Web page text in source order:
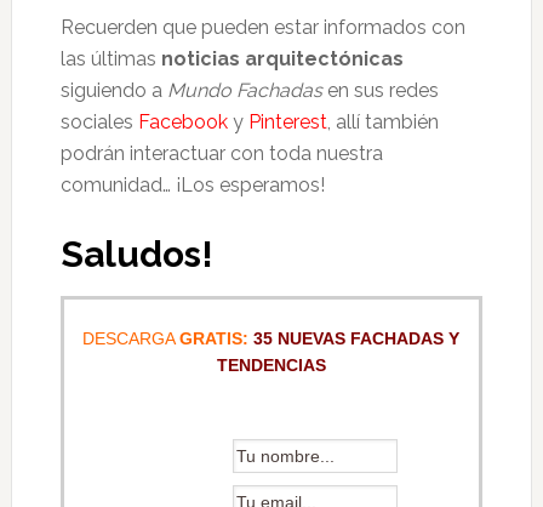
Recuerden que pueden estar informados con
las últimas noticias arquitectónicas
siguiendo a Mundo Fachadasen sus redes
sociales Facebooky Pinterest, allí también
podrán interactuar con toda nuestra
comunidad… ¡Los esperamos!
Saludos!
DESCARGAGRATIS: 35 NUEVAS FACHADAS Y
TENDENCIAS